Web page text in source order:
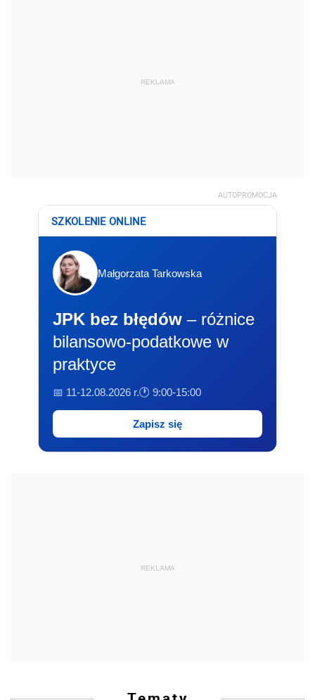
REKLAMA
AUTOPROMOCJA
SZKOLENIE ONLINE
Małgorzata Tarkowska
JPK bez błędów – różnice
bilansowo-podatkowe w
praktyce
📅 11-12.08.2026 r.🕐 9:00-15:00
Zapisz się
REKLAMA